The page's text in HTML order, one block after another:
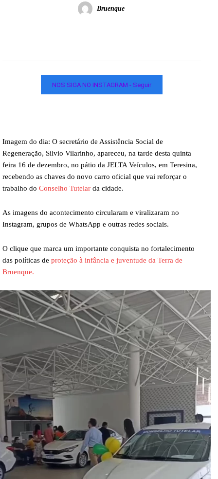
Bruenque
NOS SIGA NO INSTAGRAM - Seguir
Imagem do dia: O secretário de Assistência Social de
Regeneração, Silvio Vilarinho, apareceu, na tarde desta quinta
feira 16 de dezembro, no pátio da JELTA Veículos, em Teresina,
recebendo as chaves do novo carro oficial que vai reforçar o
trabalho do Conselho Tutelar da cidade.
As imagens do acontecimento circularam e viralizaram no
Instagram, grupos de WhatsApp e outras redes sociais.
O clique que marca um importante conquista no fortalecimento
das políticas de proteção à infância e juventude da Terra de
Bruenque.